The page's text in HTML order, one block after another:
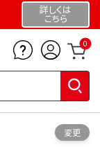
詳しくは
こちら
0
変更